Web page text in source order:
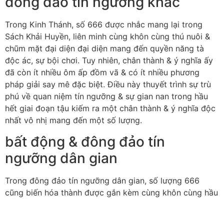
Trong Kinh Thánh, số 666 được nhắc mang lại trong
Sách Khải Huyền, liên minh cùng khôn cùng thú nuôi &
chũm mặt đại diện đại diện mang đến quyền năng tà
độc ác, sự bội chơi. Tuy nhiên, chân thành & ý nghĩa ấy
đã còn ít nhiều ôm ấp đồm vã & có ít nhiều phương
pháp giải say mê đặc biệt. Điều này thuyết trình sự trù
phú về quan niệm tín ngưỡng & sự gian nan trong hầu
hết giai đoạn tậu kiếm ra một chân thành & ý nghĩa độc
nhất vô nhị mang đến một số lượng.
bất động & đông đảo tín
ngưỡng dân gian
Trong đông đảo tín ngưỡng dân gian, số lượng 666
cũng biến hóa thành được gắn kèm cùng khôn cùng hầu